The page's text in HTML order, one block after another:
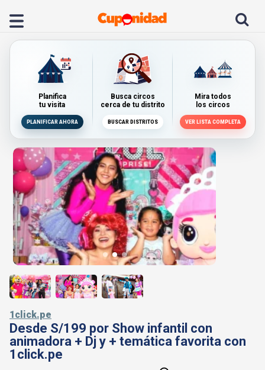
Planifica
tu visita
PLANIFICAR AHORA
Busca circos
cerca de tu distrito
BUSCAR DISTRITOS
Mira todos
los circos
VER LISTA COMPLETA
1click.pe
Desde S/199 por Show infantil con
animadora + Dj y + temática favorita con
1click.pe